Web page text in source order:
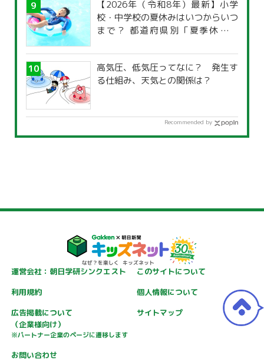
【2026年（令和8年）最新】小学
校・中学校の夏休みはいつからいつ
まで？ 都道府県別「夏季休暇一
高気圧、低気圧ってなに？ 発生す
る仕組み、天気との関係は？
Recommended by
運営会社：朝日学研シンクエスト
このサイトについて
利用規約
個人情報について
広告掲載について
（企業様向け）
※パートナー企業のページに遷移します
サイトマップ
お問い合わせ